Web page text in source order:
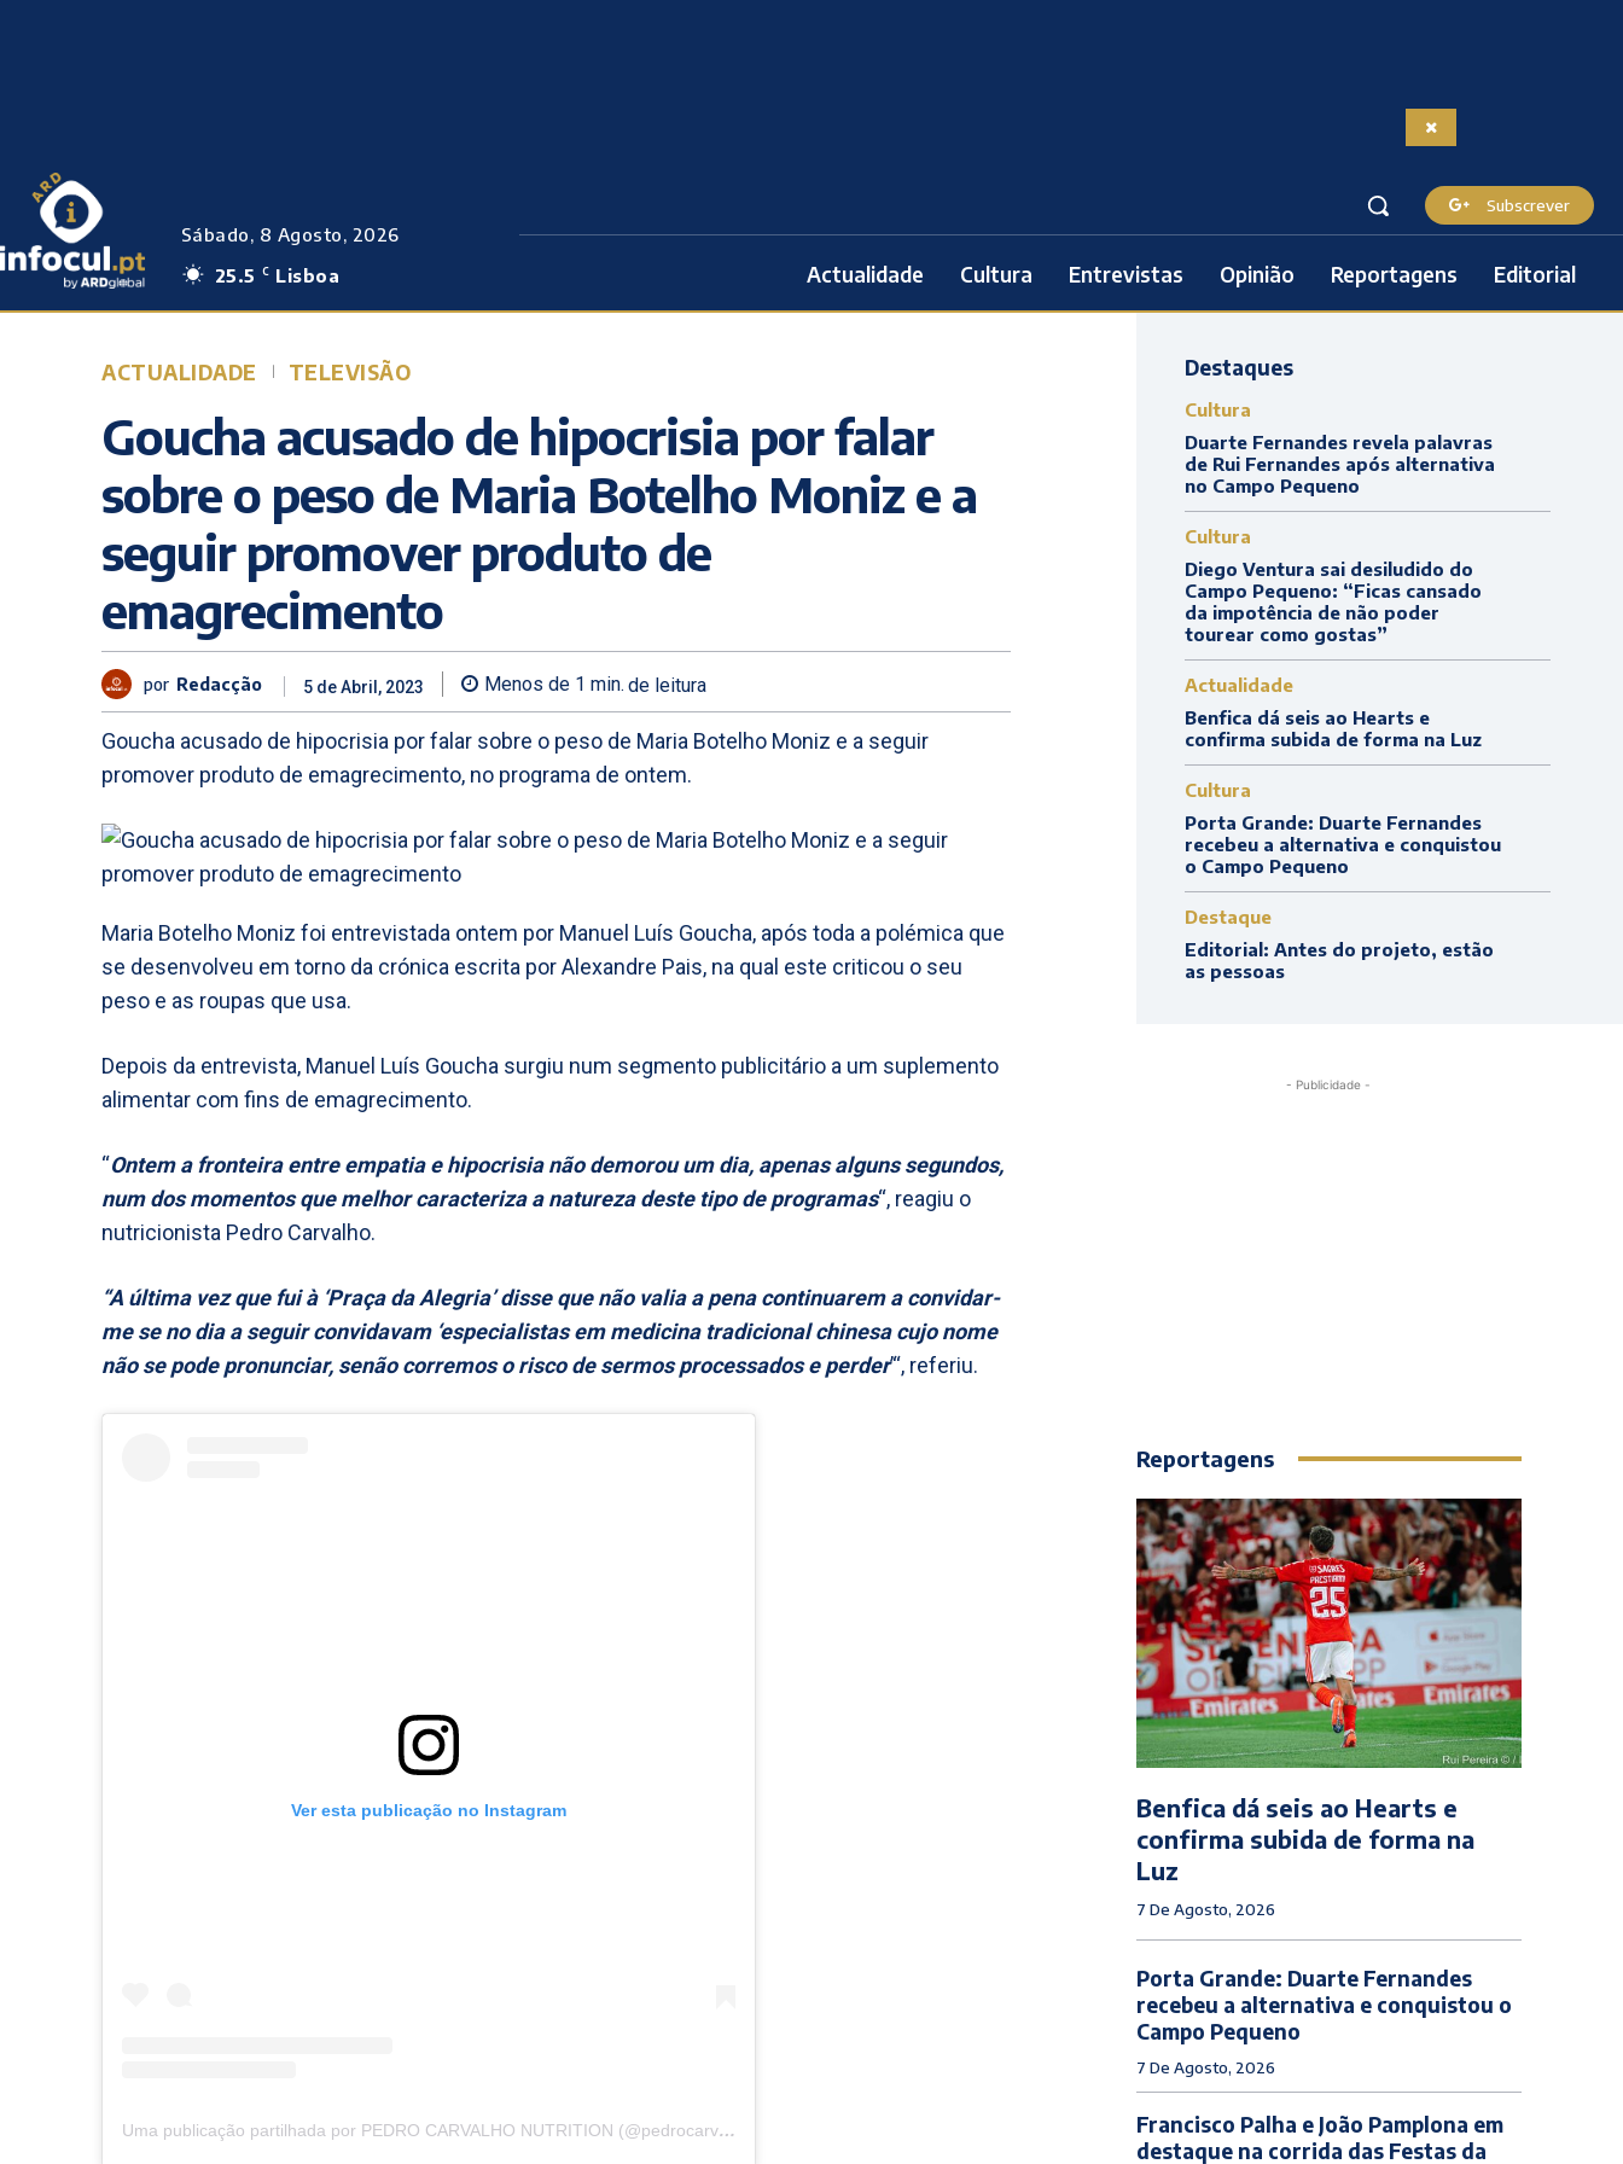
Sábado, 8 Agosto, 2026
25.5
C Lisboa
Subscrever
Actualidade Cultura Entrevistas Opinião Reportagens Editorial
ACTUALIDADE TELEVISÃO
Goucha acusado de hipocrisia por falar
sobre o peso de Maria Botelho Moniz e a
seguir promover produto de
emagrecimento
por Redacção 5 de Abril, 2023 Menos de 1 min. de leitura
Goucha acusado de hipocrisia por falar sobre o peso de Maria Botelho Moniz e a seguir
promover produto de emagrecimento, no programa de ontem.
Maria Botelho Moniz foi entrevistada ontem por Manuel Luís Goucha, após toda a polémica que
se desenvolveu em torno da crónica escrita por Alexandre Pais, na qual este criticou o seu
peso e as roupas que usa.
Depois da entrevista, Manuel Luís Goucha surgiu num segmento publicitário a um suplemento
alimentar com fins de emagrecimento.
“Ontem a fronteira entre empatia e hipocrisia não demorou um dia, apenas alguns segundos,
num dos momentos que melhor caracteriza a natureza deste tipo de programas“, reagiu o
nutricionista Pedro Carvalho.
“A última vez que fui à ‘Praça da Alegria’ disse que não valia a pena continuarem a convidar-
me se no dia a seguir convidavam ‘especialistas em medicina tradicional chinesa cujo nome
não se pode pronunciar, senão corremos o risco de sermos processados e perder’“, referiu.
Ver esta publicação no Instagram
Uma publicação partilhada por PEDRO CARVALHO NUTRITION (@pedrocarvalhonutrition)
Destaques
Cultura
Duarte Fernandes revela palavras
de Rui Fernandes após alternativa
no Campo Pequeno
Cultura
Diego Ventura sai desiludido do
Campo Pequeno: “Ficas cansado
da impotência de não poder
tourear como gostas”
Actualidade
Benfica dá seis ao Hearts e
confirma subida de forma na Luz
Cultura
Porta Grande: Duarte Fernandes
recebeu a alternativa e conquistou
o Campo Pequeno
Destaque
Editorial: Antes do projeto, estão
as pessoas
- Publicidade -
Reportagens
Benfica dá seis ao Hearts e
confirma subida de forma na
Luz
7 De Agosto, 2026
Porta Grande: Duarte Fernandes
recebeu a alternativa e conquistou o
Campo Pequeno
7 De Agosto, 2026
Francisco Palha e João Pamplona em
destaque na corrida das Festas da